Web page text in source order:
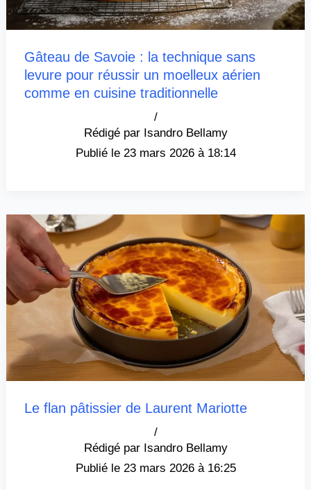
Gâteau de Savoie : la technique sans
levure pour réussir un moelleux aérien
comme en cuisine traditionnelle
Isandro Bellamy
/
23 mars 2026 à 18:14
Le flan pâtissier de Laurent Mariotte
Isandro Bellamy
/
23 mars 2026 à 16:25